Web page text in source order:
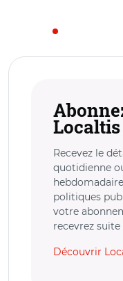
Localtis
Recevez le
quotidienne
politiques
votre
recevrez
Découvrir